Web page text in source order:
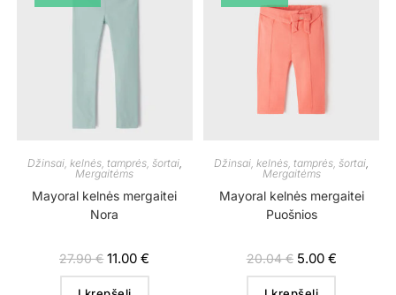
Džinsai, kelnės, tamprės, šortai,
Mergaitėms
Mayoral kelnės mergaitei
Nora
27.90€ 11.00€
Džinsai, kelnės, tamprės, šortai,
Mergaitėms
Mayoral kelnės mergaitei
Puošnios
20.04€ 5.00 €